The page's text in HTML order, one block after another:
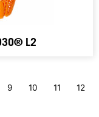
L2
9 10 11 12